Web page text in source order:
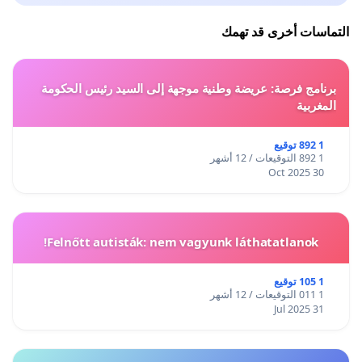
------ This petition will be sent to all Embassies,
Consulates, international organizations, and rulers; in
order to take an urgent action to save innocents in
Gaza.
التماسات أخرى قد تهمك
برنامج فرصة: عريضة وطنية موجهة إلى السيد رئيس الحكومة
المغربية
1 892 توقيع
1 892 التوقيعات / 12 أشهر
30 Oct 2025
Felnőtt autisták: nem vagyunk láthatatlanok!
1 105 توقيع
1 011 التوقيعات / 12 أشهر
31 Jul 2025